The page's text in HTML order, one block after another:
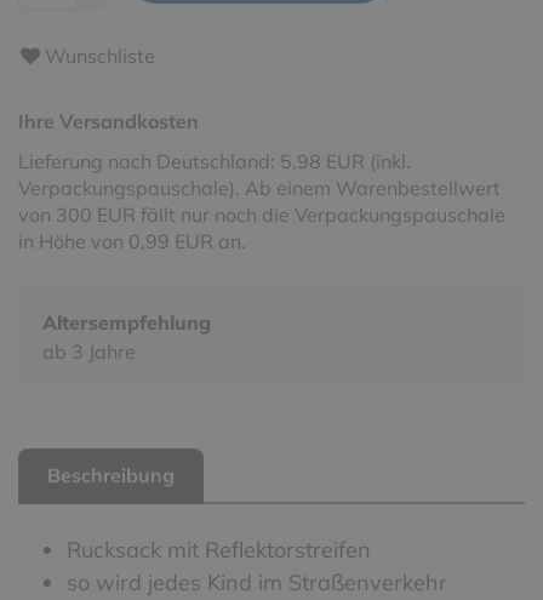
Wunschliste
Ihre Versandkosten
Lieferung nach Deutschland: 5,98 EUR (inkl.
Verpackungspauschale). Ab einem Warenbestellwert
von 300 EUR fällt nur noch die Verpackungspauschale
in Höhe von 0,99 EUR an.
Altersempfehlung
ab 3 Jahre
Beschreibung
Rucksack mit Reflektorstreifen
so wird jedes Kind im Straßenverkehr